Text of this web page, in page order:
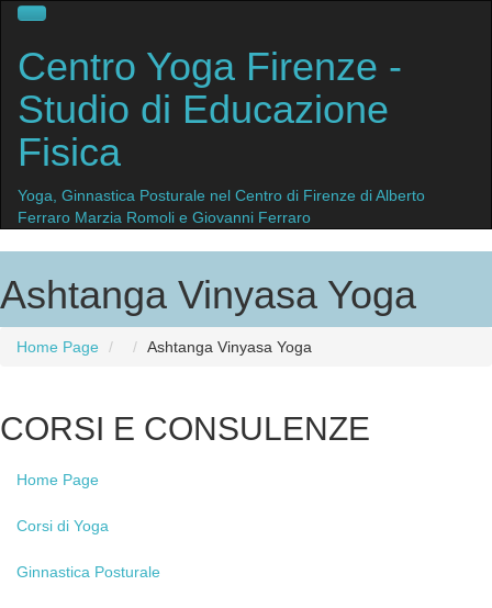
Centro Yoga Firenze -
Studio di Educazione
Fisica
Yoga, Ginnastica Posturale nel Centro di Firenze di Alberto
Ferraro Marzia Romoli e Giovanni Ferraro
Ashtanga Vinyasa Yoga
Home Page Ashtanga Vinyasa Yoga
CORSI E CONSULENZE
Home Page
Corsi di Yoga
Ginnastica Posturale